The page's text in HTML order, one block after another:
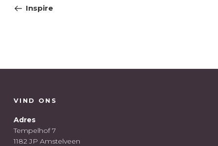
bericht
Inspire
VIND ONS
Adres
Tempelhof 7
1182 JP Amstelveen